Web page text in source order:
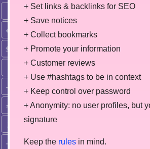
+ Set links & backlinks for SEO
+ Save notices
+ Collect bookmarks
+ Promote your information
+ Customer reviews
+ Use #hashtags to be in context
+ Keep control over password
+ Anonymity: no user profiles, but
signature
Keep the rules in mind.